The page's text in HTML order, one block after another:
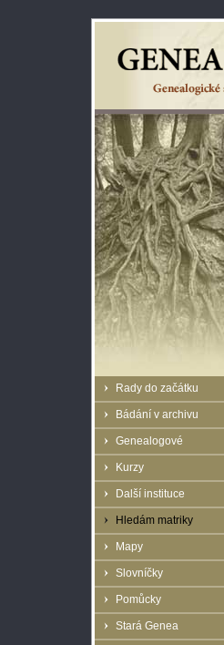
Rady do začátku
Bádání v archivu
Genealogové
Kurzy
Další instituce
Hledám matriky
Mapy
Slovníčky
Pomůcky
Stará Genea